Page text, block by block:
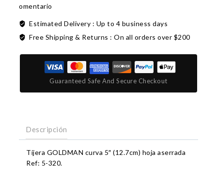
omentario
Estimated Delivery : Up to 4 business days
Free Shipping & Returns : On all orders over $200
Guaranteed Safe And Secure Checkout
Descripción
Tijera GOLDMAN curva 5″ (12.7cm) hoja aserrada
Ref: 5-320.